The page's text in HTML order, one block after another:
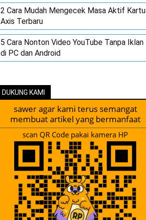
2 Cara Mudah Mengecek Masa Aktif Kartu
Axis Terbaru
5 Cara Nonton Video YouTube Tanpa Iklan
di PC dan Android
DUKUNG KAMI
sawer agar kami terus semangat
membuat artikel yang bermanfaat
scan QR Code pakai kamera HP